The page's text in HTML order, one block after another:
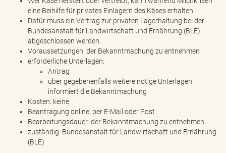
eine Beihilfe für privates Einlagern des Käses erhalten.
Dafür muss ein Vertrag zur privaten Lagerhaltung bei der
Bundesanstalt für Landwirtschaft und Ernährung (BLE)
abgeschlossen werden.
Voraussetzungen: der Bekanntmachung zu entnehmen
erforderliche Unterlagen:
Antrag
über gegebenenfalls weitere nötige Unterlagen
informiert die Bekanntmachung
Kosten: keine
Beantragung online, per E-Mail oder Post
Bearbeitungsdauer: der Bekanntmachung zu entnehmen
zuständig: Bundesanstalt für Landwirtschaft und Ernährung
(BLE)